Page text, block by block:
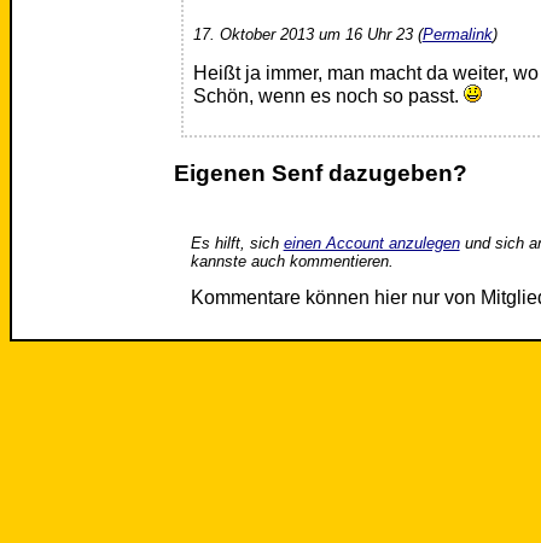
17. Oktober 2013 um 16 Uhr 23 (Permalink)
Heißt ja immer, man macht da weiter,
Schön, wenn es noch so passt.
Eigenen Senf dazugeben?
Es hilft, sich einen Account anzulegenund sich
kannste auch kommentieren.
Kommentare können hier nur von